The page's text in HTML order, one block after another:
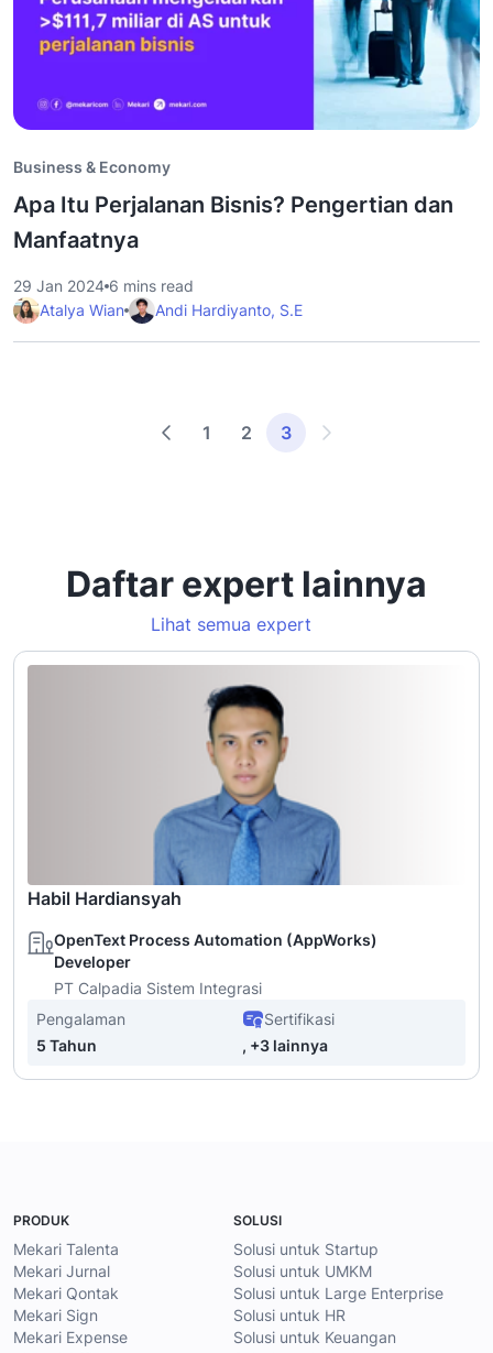
Business & Economy
Apa Itu Perjalanan Bisnis? Pengertian dan
Manfaatnya
29 Jan 2024 6 mins read
Atalya Wian
Andi Hardiyanto, S.E
1 2 3
Daftar expert lainnya
Lihat semua expert
Habil Hardiansyah
OpenText Process Automation (AppWorks)
Developer
PT Calpadia Sistem Integrasi
Pengalaman
5 Tahun
Sertifikasi
, +3 lainnya
PRODUK
Mekari Talenta
Mekari Jurnal
Mekari Qontak
Mekari Sign
Mekari Expense
SOLUSI
Solusi untuk Startup
Solusi untuk UMKM
Solusi untuk Large Enterprise
Solusi untuk HR
Solusi untuk Keuangan